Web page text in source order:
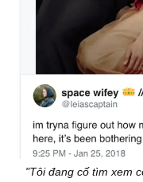
"Tôi đang cố tìm xem